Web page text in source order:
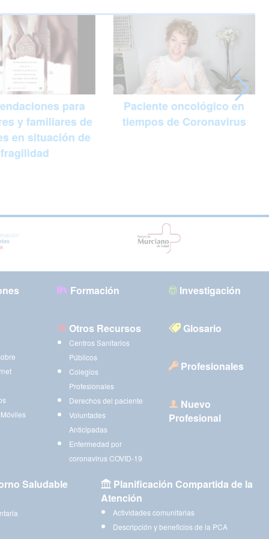
para
y familiares de
en situación de
fragilidad
Paciente oncológico en
tiempos de Coronavirus
Formación Investigación
Otros Recursos
Centros Sanitarios
Públicos
Colegios
Profesionales
Derechos del paciente
Voluntades
Anticipadas
Enfermedad por
coronavirus COVID-19
Glosario
Profesionales
Nuevo
Profesional
Saludable
Planificación Compartida de la
Atención
Actividades comunitarias
Descripción y beneficios de la PCA